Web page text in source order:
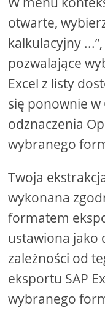
otwarte,
kalkulacyjny
pozwalające
Excel z listy
się ponownie w
odznaczenia
wybranego
Twoja
wykonana
formatem
ustawiona jako
zależności od
eksportu SAP
wybranego